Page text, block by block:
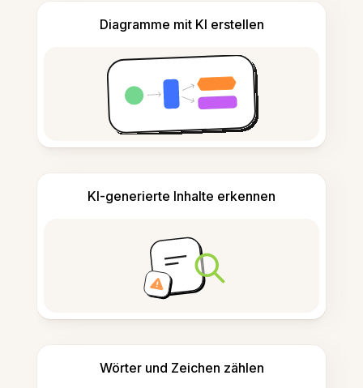
Diagramme mit KI erstellen
KI-generierte Inhalte erkennen
Wörter und Zeichen zählen